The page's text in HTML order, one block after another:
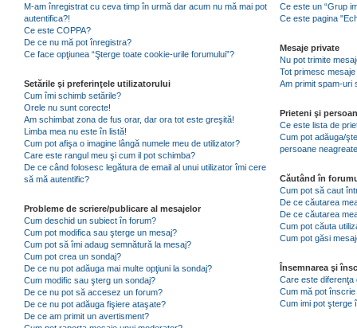
M-am înregistrat cu ceva timp în urmă dar acum nu mă mai pot
autentifica?!
Ce este COPPA?
De ce nu mă pot înregistra?
Ce face opţiunea “Şterge toate cookie-urile forumului”?
Setările şi preferinţele utilizatorului
Cum îmi schimb setările?
Orele nu sunt corecte!
Am schimbat zona de fus orar, dar ora tot este greşită!
Limba mea nu este în listă!
Cum pot afişa o imagine lângă numele meu de utilizator?
Care este rangul meu şi cum il pot schimba?
De ce când folosesc legătura de email al unui utilizator îmi cere
să mă autentific?
Probleme de scriere/publicare al mesajelor
Cum deschid un subiect în forum?
Cum pot modifica sau şterge un mesaj?
Cum pot să îmi adaug semnătură la mesaj?
Cum pot crea un sondaj?
De ce nu pot adăuga mai multe opţiuni la sondaj?
Cum modific sau şterg un sondaj?
De ce nu pot să accesez un forum?
De ce nu pot adăuga fişiere ataşate?
De ce am primit un avertisment?
Ce este un “Grup
Ce este pagina
Mesaje private
Nu pot trimite
Tot primesc
Am primit spam-uri
Prieteni şi
Ce este lista de
Cum pot adăuga/
persoane
Căutând în
Cum pot să caut
De ce căutarea
De ce căutarea
Cum pot căuta
Cum pot găsi
Însemnarea şi
Care este
Cum mă pot
Cum imi pot şterge